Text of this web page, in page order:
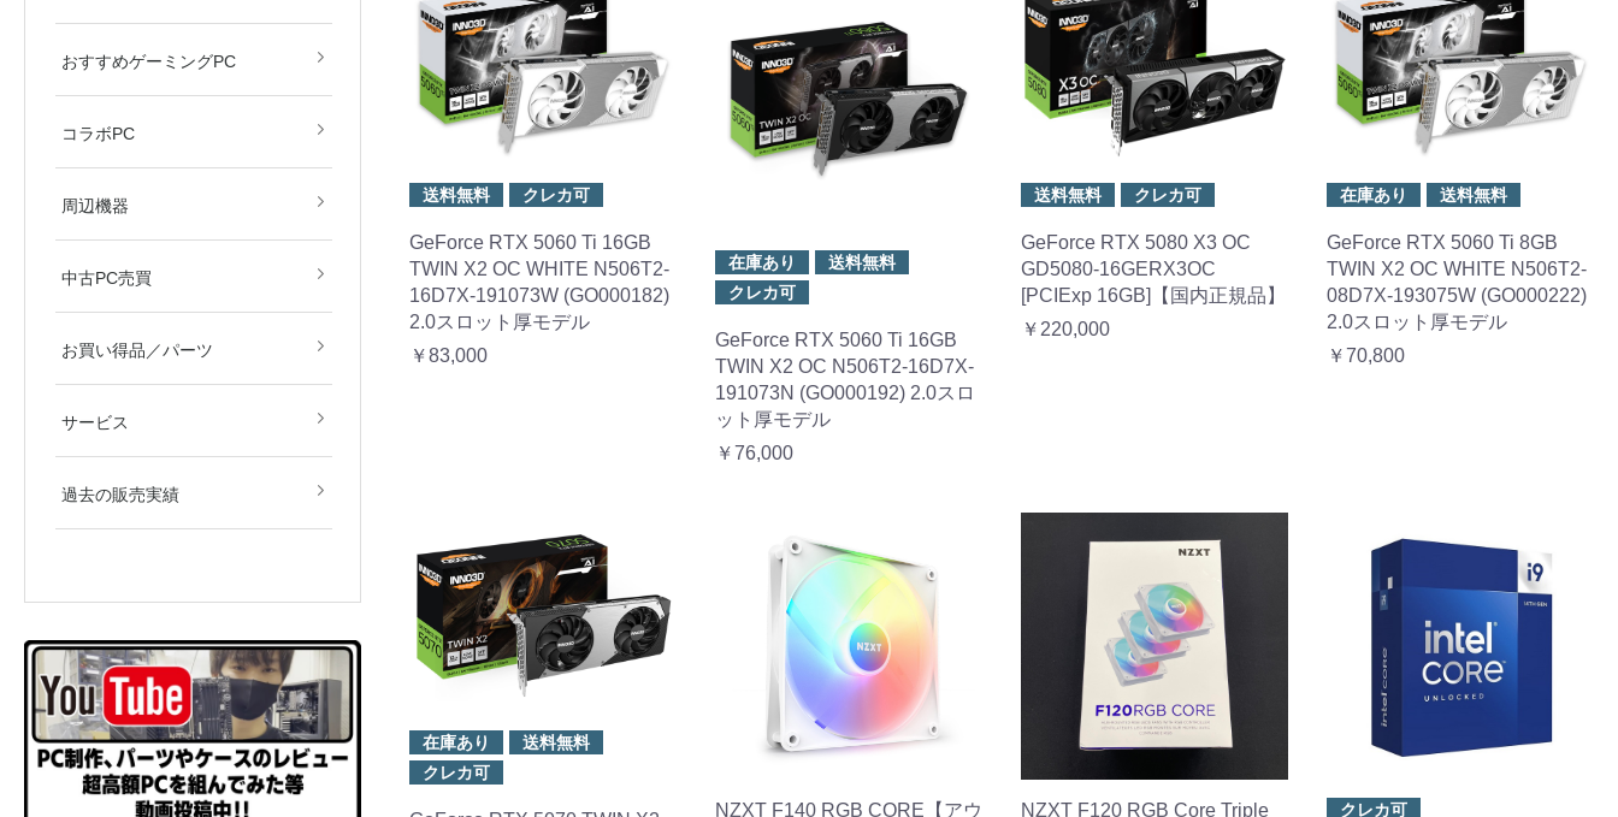
おすすめゲーミングPC
コラボPC
周辺機器 デバイス
モニター
中古PC売買
お買い得品／パーツ 新品／新古品
サービス
過去の販売実績
送料無料 クレカ可
GeForce RTX 5060 Ti 16GB
TWIN X2 OC WHITE N506T2-
16D7X-191073W (GO000182)
2.0スロット厚モデル
￥83,000
在庫あり
送料無料
クレカ可
GeForce RTX 5060 Ti 16GB
TWIN X2 OC N506T2-16D7X-
191073N (GO000192) 2.0スロ
ット厚モデル
￥76,000
送料無料 クレカ可
GeForce RTX 5080 X3 OC
GD5080-16GERX3OC
[PCIExp 16GB]【国内正規品】
￥220,000
在庫あり 送料無料
GeForce RTX 5060 Ti 8GB
TWIN X2 OC WHITE N506T2-
08D7X-193075W (GO000222)
2.0スロット厚モデル
￥70,800
在庫あり
送料無料
クレカ可
NZXT F140 RGB CORE【アウ
NZXT F120 RGB Core Triple
クレカ可